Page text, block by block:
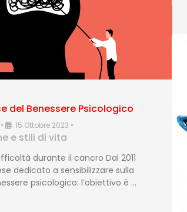
del Benessere Psicologico
• 15 Ottobre 2023 •
e stili di vita
durante il cancro Dal 2011
dedicato a sensibilizzare sulla
psicologico: l’obiettivo è …